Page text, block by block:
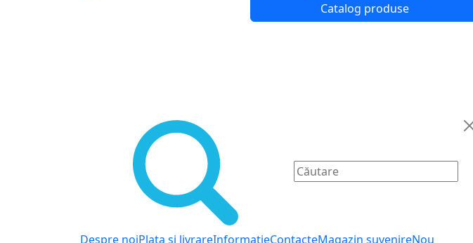
Catalog produse
Despre noiPlata si livrareInformatieContacteMagazin suvenireNou